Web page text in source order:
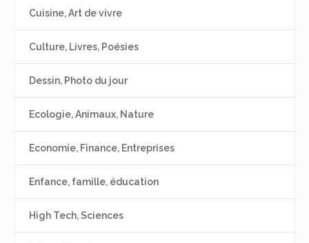
Cuisine, Art de vivre
Culture, Livres, Poésies
Dessin, Photo du jour
Ecologie, Animaux, Nature
Economie, Finance, Entreprises
Enfance, famille, éducation
High Tech, Sciences